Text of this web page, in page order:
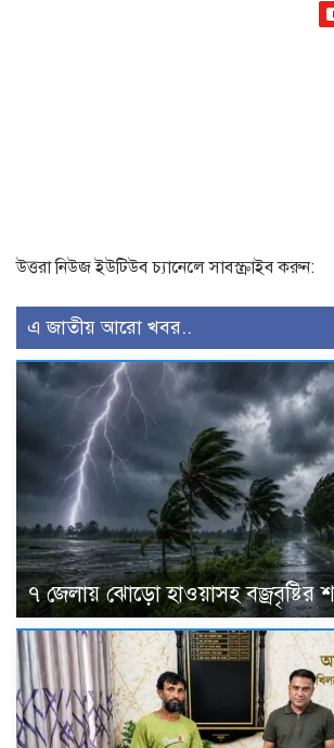
উত্তরা নিউজ ইউটিউব চ্যানেলে সাবস্ক্রাইব করুন:
এ জাতীয় আরো খবর..
৭ জেলায় ঝোড়ো হাওয়াসহ বজ্রবৃষ্টির